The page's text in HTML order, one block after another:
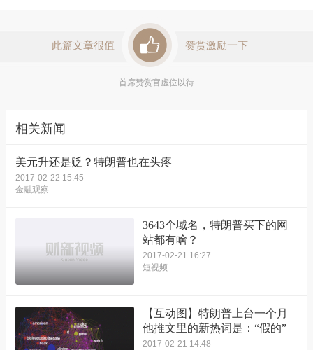
此篇文章很值 赞赏激励一下
首席赞赏官虚位以待
相关新闻
美元升还是贬？特朗普也在头疼
2017-02-22 15:45
金融观察
3643个域名，特朗普买下的网
站都有啥？
2017-02-21 16:27
短视频
【互动图】特朗普上台一个月
他推文里的新热词是：“假的”
2017-02-21 14:48